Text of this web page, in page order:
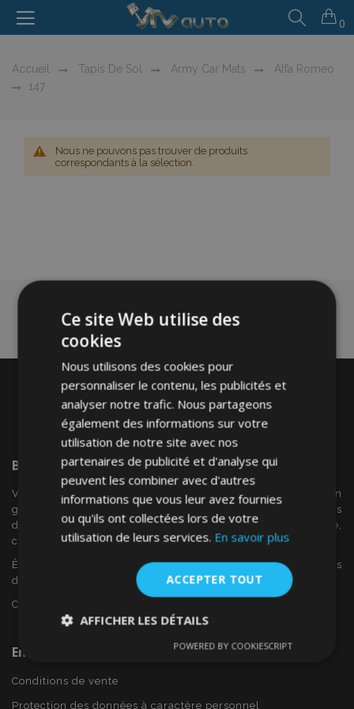
0
Accueil Tapis De Sol Army Car Mats
Alfa Romeo
147
Nous ne pouvons pas trouver de produits
correspondants à la sélection.
Bienvenue SurVTVAuto
VTV voiture est un détaillant européen et fournisseur en
gros d'accessoires automobiles tels que:. les enjoliveurs, les
déflecteurs de vent, housses de siège, tapis de voiture,
couvertures de chrome et cadres ...
Êtes-vous intéressé par dropshipping ou voulez-vous
devenir notre partenaire?
Contactez-nous dès aujourd'hui!
En Savoir Plus Sur VTVAuto
Conditions de vente
Protection des données à caractère personnel
Ce site Web utilise des
cookies
Nous utilisons des cookies pour
personnaliser le contenu, les publicités et
analyser notre trafic. Nous partageons
également des informations sur votre
utilisation de notre site avec nos
partenaires de publicité et d'analyse qui
peuvent les combiner avec d'autres
informations que vous leur avez fournies
ou qu'ils ont collectées lors de votre
utilisation de leurs services. En savoir plus
ACCEPTER TOUT
AFFICHER LES DÉTAILS
Performance Ciblage
POWERED BY COOKIESCRIPT